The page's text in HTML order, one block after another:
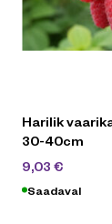
Harilik
30-40cm
9,03 €
Saadaval